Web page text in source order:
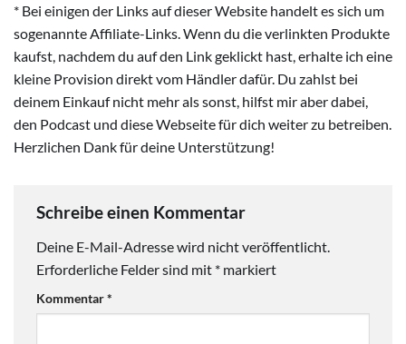
* Bei einigen der Links auf dieser Website handelt es sich um
sogenannte Affiliate-Links. Wenn du die verlinkten Produkte
kaufst, nachdem du auf den Link geklickt hast, erhalte ich eine
kleine Provision direkt vom Händler dafür. Du zahlst bei
deinem Einkauf nicht mehr als sonst, hilfst mir aber dabei,
den Podcast und diese Webseite für dich weiter zu betreiben.
Herzlichen Dank für deine Unterstützung!
Schreibe einen Kommentar
Deine E-Mail-Adresse wird nicht veröffentlicht.
Erforderliche Felder sind mit * markiert
Kommentar*